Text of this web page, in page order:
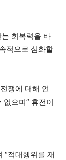
회복력을 바
적으로 심화할
쟁에 대해 언
으며” 휴전이
“적대행위를 재